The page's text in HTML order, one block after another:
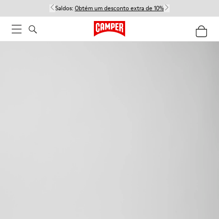
Saldos: Obtém um desconto extra de 10%